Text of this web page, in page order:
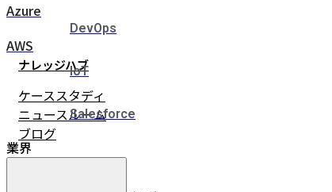
Azure
AWS
ナレッジハブ
ケーススタディ
ニュースルーム
ブログ
DevOps
IoT
Salesforce
業界